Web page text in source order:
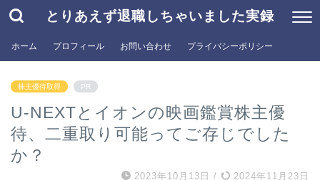
とりあえず退職しちゃいました実録
ホーム プロフィール お問い合わせ プライバシーポリシー
株主優待取得 PR
U-NEXTとイオンの映画鑑賞株主優
待、二重取り可能ってご存じでした
か？
2023年10月13日 / 2024年11月23日